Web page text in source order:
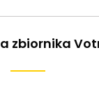
zbiornika